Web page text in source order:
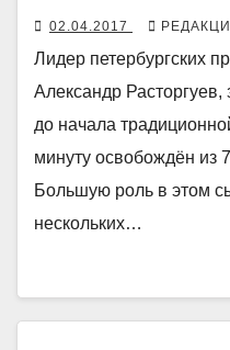
02.04.2017
Лидер петербургских
Александр
до начала
минуту освобождён из
Большую роль в этом
нескольких…